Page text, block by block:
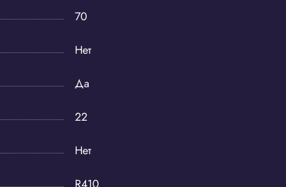
70
Нет
Да
22
Нет
R410